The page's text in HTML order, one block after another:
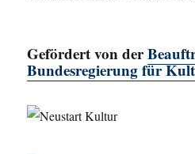
Gefördert von der
Bundesregierung für